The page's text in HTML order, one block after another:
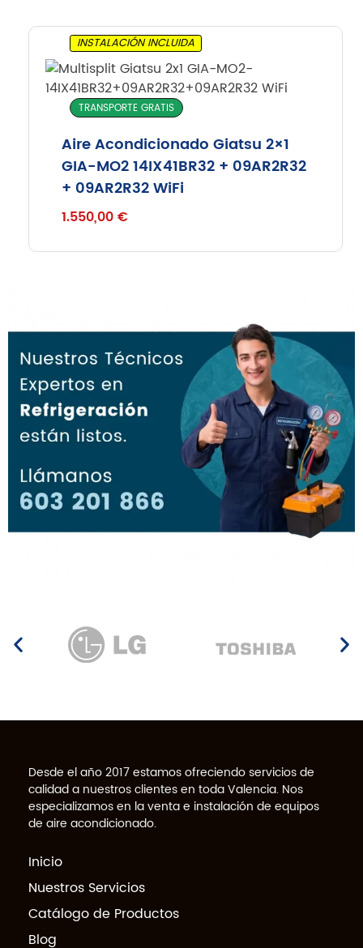
INSTALACIÓN INCLUIDA
TRANSPORTE GRATIS
Aire Acondicionado Giatsu 2×1
GIA-MO2 14IX41BR32 + 09AR2R32
+ 09AR2R32 WiFi
1.550,00€
Desde el año 2017 estamos ofreciendo servicios de
calidad a nuestros clientes en toda Valencia. Nos
especializamos en la venta e instalación de equipos
de aire acondicionado.
Inicio
Nuestros Servicios
Catálogo de Productos
Blog